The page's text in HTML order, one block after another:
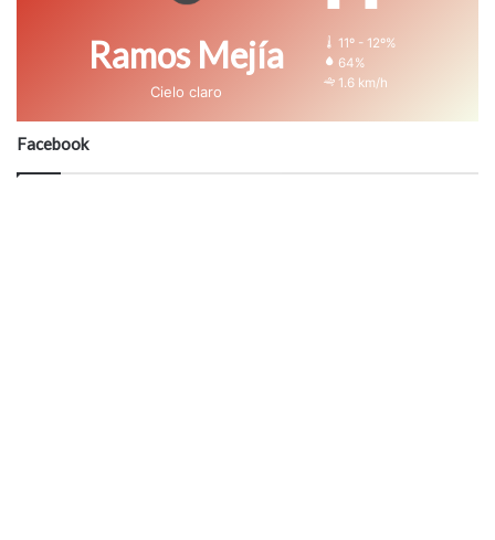
Ramos Mejía
Cielo claro
11º - 12º%
64%
1.6 km/h
Facebook